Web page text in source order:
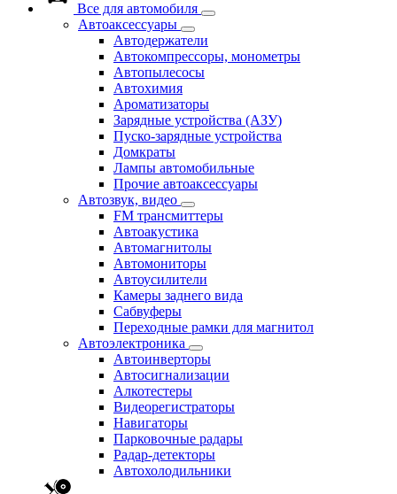
Все для автомобиля
Автоаксессуары
Автодержатели
Автокомпрессоры, монометры
Автопылесосы
Автохимия
Ароматизаторы
Зарядные устройства (АЗУ)
Пуско-зарядные устройства
Домкраты
Лампы автомобильные
Прочие автоаксессуары
Автозвук, видео
FM трансмиттеры
Автоакустика
Автомагнитолы
Автомониторы
Автоусилители
Камеры заднего вида
Сабвуферы
Переходные рамки для магнитол
Автоэлектроника
Автоинверторы
Автосигнализации
Алкотестеры
Видеорегистраторы
Навигаторы
Парковочные радары
Радар-детекторы
Автохолодильники